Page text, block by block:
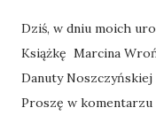
Dziś, w dniu moich
Książkę Marcina
Danuty
Proszę w komentarzu